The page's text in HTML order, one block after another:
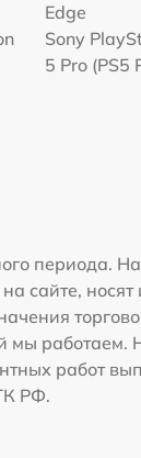
Edge
Sony
5 Pro (PS5
периода.
сайте, носят
мы работаем.
работ
РФ.